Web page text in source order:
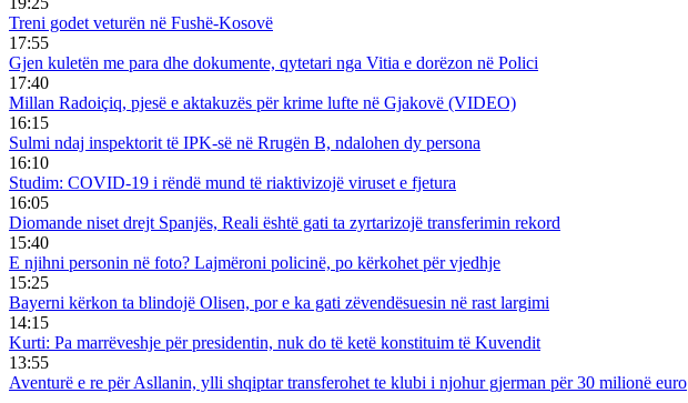
Treni godet veturën në Fushë-Kosovë
17:55
Gjen kuletën me para dhe dokumente, qytetari nga Vitia e dorëzon në Polici
17:40
Millan Radoiçiq, pjesë e aktakuzës për krime lufte në Gjakovë (VIDEO)
16:15
Sulmi ndaj inspektorit të IPK-së në Rrugën B, ndalohen dy persona
16:10
Studim: COVID-19 i rëndë mund të riaktivizojë viruset e fjetura
16:05
Diomande niset drejt Spanjës, Reali është gati ta zyrtarizojë transferimin rekord
15:40
E njihni personin në foto? Lajmëroni policinë, po kërkohet për vjedhje
15:25
Bayerni kërkon ta blindojë Olisen, por e ka gati zëvendësuesin në rast largimi
14:15
Kurti: Pa marrëveshje për presidentin, nuk do të ketë konstituim të Kuvendit
13:55
Aventurë e re për Asllanin, ylli shqiptar transferohet te klubi i njohur gjerman për 30 milionë euro